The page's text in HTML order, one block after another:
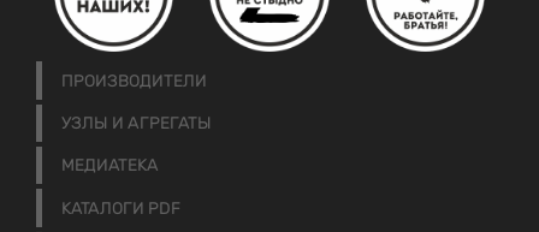
ПРОИЗВОДИТЕЛИ
УЗЛЫ И АГРЕГАТЫ
МЕДИАТЕКА
КАТАЛОГИ PDF